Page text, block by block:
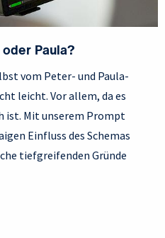
Paula?
vom Peter- und Paula-
leicht. Vor allem, da es
ist. Mit unserem Prompt
Einfluss des Schemas
tiefgreifenden Gründe